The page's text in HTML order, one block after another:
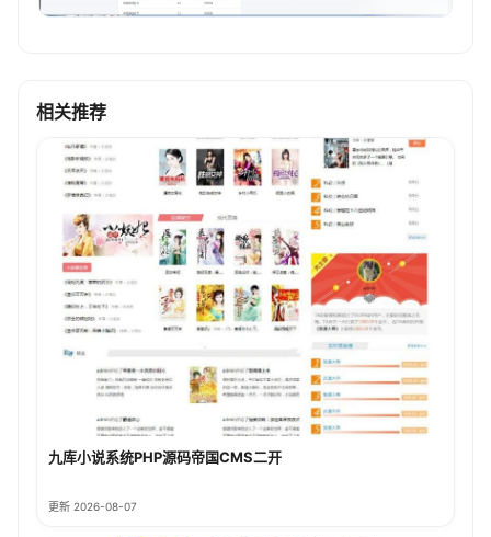
相关推荐
九库小说系统PHP源码帝国CMS二开
更新 2026-08-07